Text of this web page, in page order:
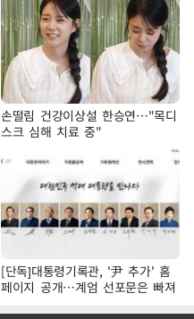
손떨림 건강이상설 한승연…"목디
스크 심해 치료 중"
[단독]대통령기록관, '尹 추가' 홈
페이지 공개…계엄 선포문은 빠져